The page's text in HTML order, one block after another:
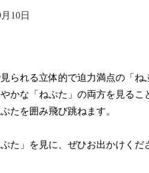
10日
られる立体的で迫力満点の「ね
かな「ねぷた」の両方を見るこ
たを囲み飛び跳ねます。
た」を見に、ぜひお出かけくだ